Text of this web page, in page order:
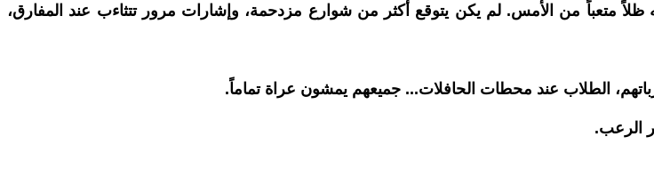
متعباً من الأمس. لم يكن يتوقع أكثر من شوارع مزدحمة، وإشارات مرور تتثاءب عند المفارق،
الطلاب عند محطات الحافلات... جميعهم يمشون عراة تماماً.
الرعب.